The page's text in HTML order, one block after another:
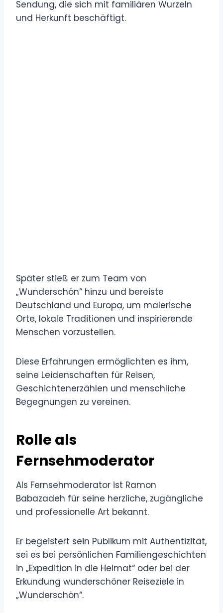
Sendung, die sich mit familiären Wurzeln
und Herkunft beschäftigt.
Später stieß er zum Team von
„Wunderschön“ hinzu und bereiste
Deutschland und Europa, um malerische
Orte, lokale Traditionen und inspirierende
Menschen vorzustellen.
Diese Erfahrungen ermöglichten es ihm,
seine Leidenschaften für Reisen,
Geschichtenerzählen und menschliche
Begegnungen zu vereinen.
Rolle als
Fernsehmoderator
Als Fernsehmoderator ist Ramon
Babazadeh für seine herzliche, zugängliche
und professionelle Art bekannt.
Er begeistert sein Publikum mit Authentizität,
sei es bei persönlichen Familiengeschichten
in „Expedition in die Heimat“ oder bei der
Erkundung wunderschöner Reiseziele in
„Wunderschön“.